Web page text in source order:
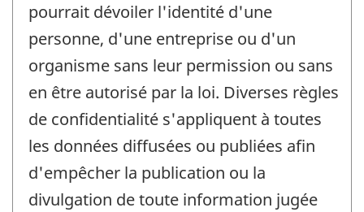
pourrait dévoiler l'identité d'une
personne, d'une entreprise ou d'un
organisme sans leur permission ou sans
en être autorisé par la loi. Diverses règles
de confidentialité s'appliquent à toutes
les données diffusées ou publiées afin
d'empêcher la publication ou la
divulgation de toute information jugée